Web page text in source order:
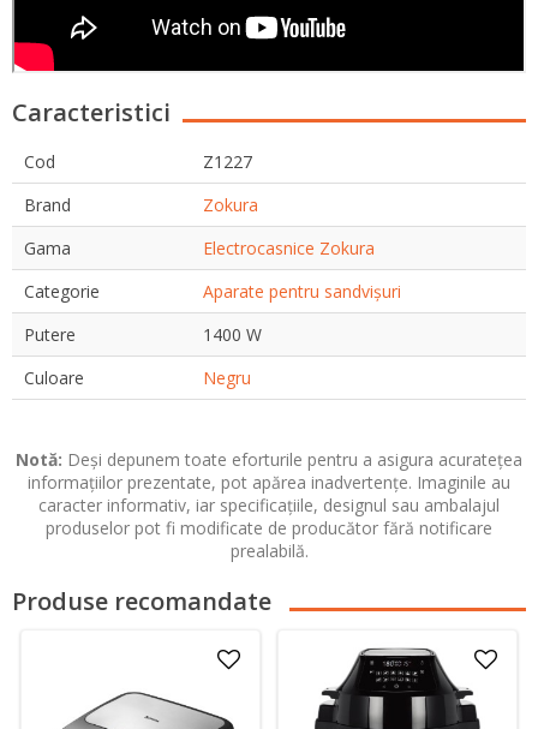
Caracteristici
Cod
Z1227
Brand
Zokura
Gama
Electrocasnice Zokura
Categorie
Aparate pentru sandvișuri
Putere
1400 W
Culoare
Negru
Notă: Deși depunem toate eforturile pentru a asigura acuratețea
informațiilor prezentate, pot apărea inadvertențe. Imaginile au
caracter informativ, iar specificațiile, designul sau ambalajul
produselor pot fi modificate de producător fără notificare
prealabilă.
Produse recomandate